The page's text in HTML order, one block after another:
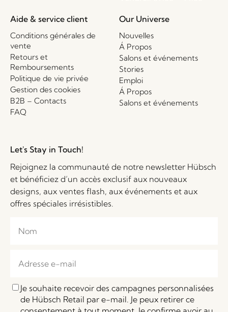
Aide & service client
Conditions générales de
vente
Retours et
Remboursements
Politique de vie privée
Gestion des cookies
B2B – Contacts
FAQ
Our Universe
Nouvelles
Á Propos
Salons et événements
Stories
Emploi
Á Propos
Salons et événements
Let's Stay in Touch!
Rejoignez la communauté de notre newsletter Hübsch
et bénéficiez d’un accès exclusif aux nouveaux
designs, aux ventes flash, aux événements et aux
offres spéciales irrésistibles.
Je souhaite recevoir des campagnes personnalisées
de Hübsch Retail par e-mail. Je peux retirer ce